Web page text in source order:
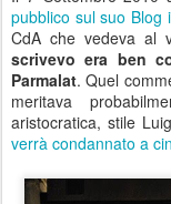
pubblico sul suo Blog
CdA che vedeva al
scrivevo era ben
Parmalat. Quel
meritava
aristocratica, stile
verrà condannato a